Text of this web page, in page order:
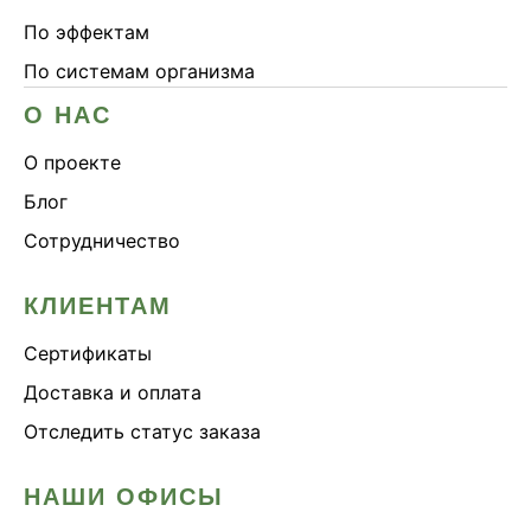
По эффектам
По системам организма
О НАС
О проекте
Блог
Сотрудничество
КЛИЕНТАМ
Сертификаты
Доставка и оплата
Отследить статус заказа
НАШИ ОФИСЫ